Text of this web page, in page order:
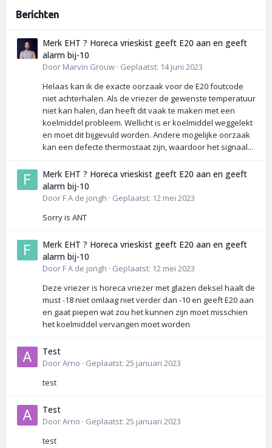
Berichten
Merk EHT ? Horeca vrieskist geeft E20 aan en geeft
alarm bij-10
Door Marvin Grouw · Geplaatst: 14 juni 2023
Helaas kan ik de exacte oorzaak voor de E20 foutcode
niet achterhalen. Als de vriezer de gewenste temperatuur
niet kan halen, dan heeft dit vaak te maken met een
koelmiddel probleem. Wellicht is er koelmiddel weggelekt
en moet dit bijgevuld worden. Andere mogelijke oorzaak
kan een defecte thermostaat zijn, waardoor het signaal...
Merk EHT ? Horeca vrieskist geeft E20 aan en geeft
alarm bij-10
Door F A de jongh · Geplaatst: 12 mei 2023
Sorry is ANT
Merk EHT ? Horeca vrieskist geeft E20 aan en geeft
alarm bij-10
Door F A de jongh · Geplaatst: 12 mei 2023
Deze vriezer is horeca vriezer met glazen deksel haalt de
must -18 niet omlaag niet verder dan -10 en geeft E20 aan
en gaat piepen wat zou het kunnen zijn moet misschien
het koelmiddel vervangen moet worden
Test
DoorArno · Geplaatst: 25 januari 2023
test
Test
DoorArno · Geplaatst: 25 januari 2023
test